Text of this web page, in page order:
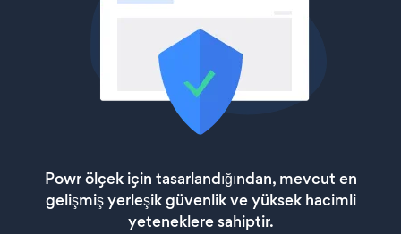
Powr ölçek için tasarlandığından, mevcut en
gelişmiş yerleşik güvenlik ve yüksek hacimli
yeteneklere sahiptir.